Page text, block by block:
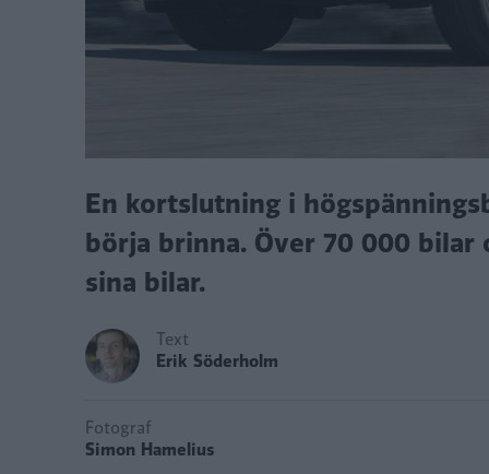
En kortslutning i
börja brinna. Över 70 000
sina bilar.
Text
Erik Söderholm
Fotograf
Simon Hamelius